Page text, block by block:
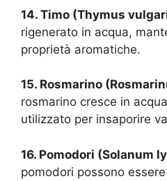
14. Timo (Thymus
rigenerato in acqua,
proprietà aromatiche.
15. Rosmarino
rosmarino cresce in
utilizzato per insaporire
16. Pomodori (Solanum
pomodori possono